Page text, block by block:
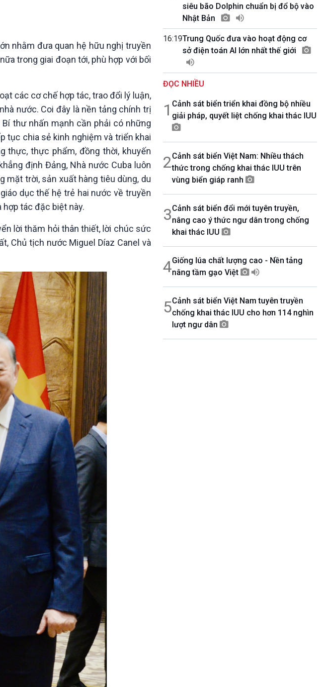
10 phút Sự kiện - Luận bàn
Câu chuyện thời sự
Dòng chảy sự kiện
Đối thoại
Diễn đàn chủ nhật
nhằm đưa quan hệ hữu nghị truyền
trong giai đoạn tới, phù hợp với bối
các cơ chế hợp tác, trao đổi lý luận,
nước. Coi đây là nền tảng chính trị
thư nhấn mạnh cần phải có những
tục chia sẻ kinh nghiệm và triển khai
thực, thực phẩm, đồng thời, khuyến
định Đảng, Nhà nước Cuba luôn
trời, sản xuất hàng tiêu dùng, du
dục thế hệ trẻ hai nước về truyền
tác đặc biệt này.
lời thăm hỏi thân thiết, lời chúc sức
Chủ tịch nước Miguel Díaz Canel và
siêu bão Dolphin chuẩn bị đổ bộ vào
Nhật Bản
16:19Trung Quốc đưa vào hoạt động cơ
sở điện toán AI lớn nhất thế giới
ĐỌC NHIỀU
1 Cảnh sát biển triển khai đồng bộ nhiều
giải pháp, quyết liệt chống khai thác IUU
2Cảnh sát biển Việt Nam: Nhiều thách
thức trong chống khai thác IUU trên
vùng biển giáp ranh
3Cảnh sát biển đổi mới tuyên truyền,
nâng cao ý thức ngư dân trong chống
khai thác IUU
4Giống lúa chất lượng cao - Nền tảng
nâng tầm gạo Việt
5Cảnh sát biển Việt Nam tuyên truyền
chống khai thác IUU cho hơn 114 nghìn
lượt ngư dân